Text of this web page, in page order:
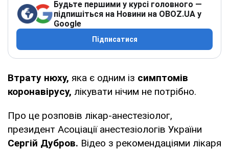
Будьте першими у курсі головного —
підпишіться на Новини на OBOZ.UA у
Google
Підписатися
Втрату нюху, яка є одним із симптомів
коронавірусу, лікувати нічим не потрібно.
Про це розповів лікар-анестезіолог,
президент Асоціації анестезіологів України
Сергій Дубров. Відео з рекомендаціями лікаря